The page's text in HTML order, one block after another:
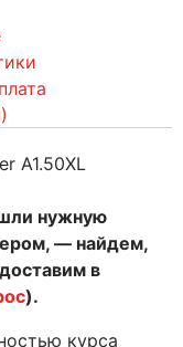
A1.50XL
нужную
— найдем,
в
).
курса